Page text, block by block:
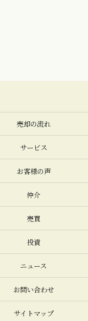
売却の流れ
サービス
お客様の声
仲介
売買
投資
ニュース
お問い合わせ
サイトマップ